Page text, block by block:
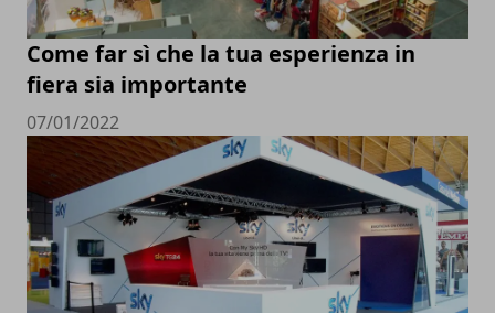
Come far sì che la tua esperienza in
fiera sia importante
07/01/2022